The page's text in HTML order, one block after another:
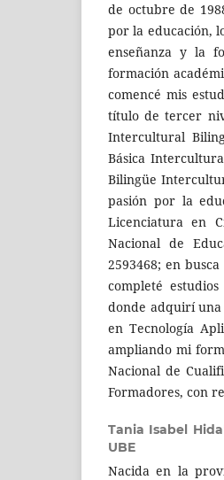
de octubre de
por la educación,
enseñanza y la
formación
comencé mis
título de tercer
Intercultural
Básica
Bilingüe
pasión por la
Licenciatura en
Nacional de
2593468; en
completé
donde adquirí
en Tecnología
ampliando mi
Nacional de
Formadores, con
Tania Isabel
UBE
Nacida en la